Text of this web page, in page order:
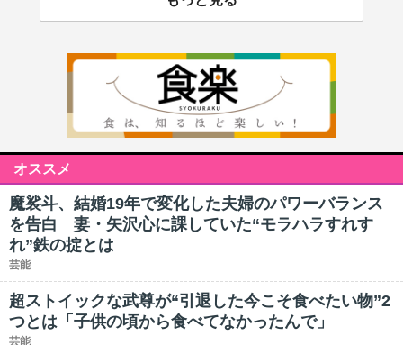
オススメ
魔裟斗、結婚19年で変化した夫婦のパワーバランス
を告白 妻・矢沢心に課していた“モラハラすれす
れ”鉄の掟とは
芸能
超ストイックな武尊が“引退した今こそ食べたい物”2
つとは「子供の頃から食べてなかったんで」
芸能